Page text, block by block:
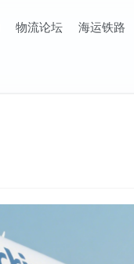
物流论坛 海运铁路